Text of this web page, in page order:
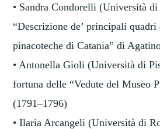
• Sandra Condorelli (Università
“Descrizione de’ principali quadri
pinacoteche di Catania” di
• Antonella Gioli (Università di
fortuna delle “Vedute del Museo
(1791–1796)
• Ilaria Arcangeli (Università di